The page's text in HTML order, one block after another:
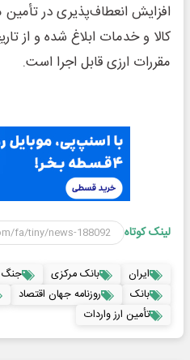
افزایش انعطاف‌پذیری در تأمین
کالا و خدمات ابلاغ شده و از
مقررات ارزی قابل اجرا است.
لینک کوتاه
ایران بانک مرکزی جنگ
بانک
روزنامه جهان اقتصاد
تأمین ارز واردات